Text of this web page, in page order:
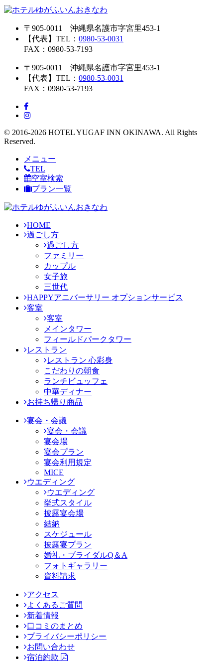
〒905-0011 沖縄県名護市字宮里453-1
【代表】TEL： 0980-53-0031
FAX：0980-53-7193
〒905-0011 沖縄県名護市字宮里453-1
【代表】TEL： 0980-53-0031
FAX：0980-53-7193
© 2016-2026 HOTEL YUGAF INN OKINAWA. All Rights
Reserved.
メニュー
TEL
空室検索
プラン一覧
HOME
過ごし方
過ごし方
ファミリー
カップル
女子旅
三世代
HAPPYアニバーサリー オプションサービス
客室
客室
メインタワー
フィールドパークタワー
レストラン
レストラン 心彩身
こだわりの朝食
ランチビュッフェ
中華ディナー
お持ち帰り商品
宴会・会議
宴会・会議
宴会場
宴会プラン
宴会利用規定
MICE
ウエディング
ウエディング
挙式スタイル
披露宴会場
結納
スケジュール
披露宴プラン
婚礼・ブライダルQ＆A
フォトギャラリー
資料請求
アクセス
よくあるご質問
新着情報
口コミのまとめ
プライバシーポリシー
お問い合わせ
宿泊約款